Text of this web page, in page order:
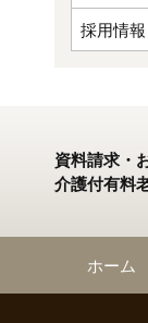
採用情報
資料請求・
介護付有料
ホーム